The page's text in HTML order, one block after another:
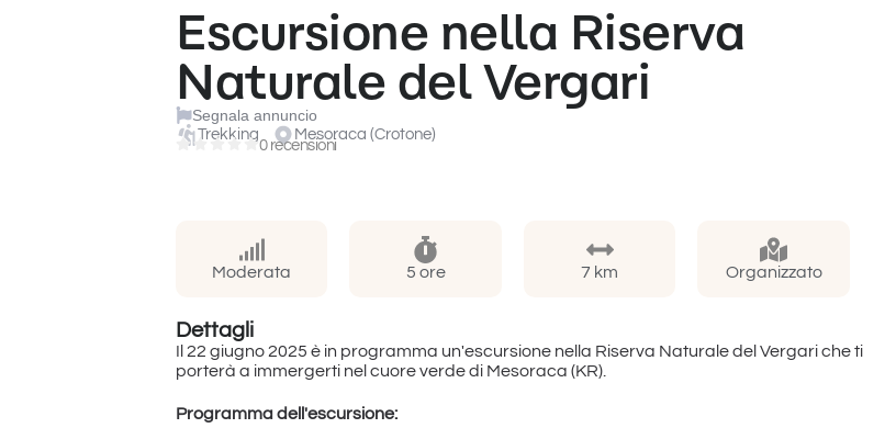
Escursione nella Riserva
Naturale del Vergari
Segnala annuncio
Trekking Mesoraca (Crotone)
0 recensioni
Moderata 5 ore 7 km Organizzato
Dettagli
Il 22 giugno 2025 è in programma un'escursione nella Riserva Naturale del Vergari che ti
porterà a immergerti nel cuore verde di Mesoraca (KR).
Programma dell'escursione: